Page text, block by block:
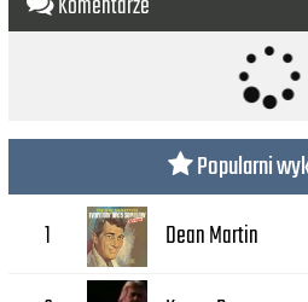
Popularni
1 Dean Martin